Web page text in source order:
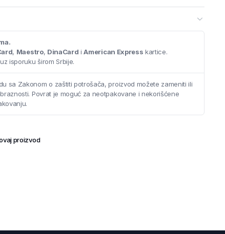
, Maestro, DinaCard iAmerican Express kartice.
isporuku širom Srbije.
sa Zakonom o zaštiti potrošača, proizvod možete zameniti ili
Povrat je moguć za neotpakovane i nekorišćene
proizvod